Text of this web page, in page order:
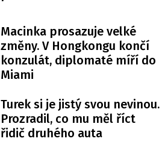
Macinka prosazuje velké
změny. V Hongkongu končí
konzulát, diplomaté míří do
Miami
Turek si je jistý svou nevinou.
Prozradil, co mu měl říct
řidič druhého auta